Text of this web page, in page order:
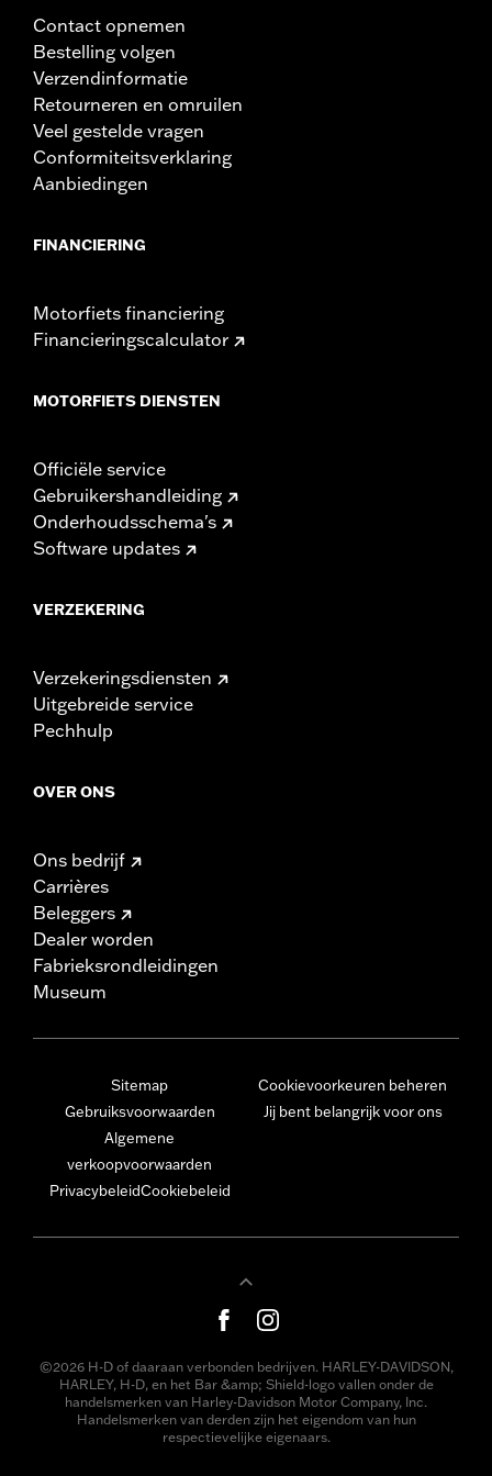
Contact opnemen
Bestelling volgen
Verzendinformatie
Retourneren en omruilen
Veel gestelde vragen
Conformiteitsverklaring
Aanbiedingen
FINANCIERING
Motorfiets financiering
Financieringscalculator
MOTORFIETS DIENSTEN
Officiële service
Gebruikershandleiding
Onderhoudsschema's
Software updates
VERZEKERING
Verzekeringsdiensten
Uitgebreide service
Pechhulp
OVER ONS
Ons bedrijf
Carrières
Beleggers
Dealer worden
Fabrieksrondleidingen
Museum
Sitemap
Gebruiksvoorwaarden
Algemene
verkoopvoorwaarden
PrivacybeleidCookiebeleid
Cookievoorkeuren beheren
Jij bent belangrijk voor ons
©2026 H-D of daaraan verbonden bedrijven. HARLEY-DAVIDSON,
HARLEY, H-D, en het Bar &amp; Shield-logo vallen onder de
handelsmerken van Harley-Davidson Motor Company, Inc.
Handelsmerken van derden zijn het eigendom van hun
respectievelijke eigenaars.